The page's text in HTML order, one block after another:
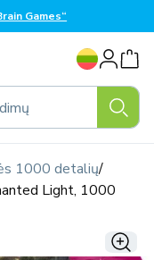
Games“
K
a
b
a
Prisijungti
1000 detalių/
Light, 1000